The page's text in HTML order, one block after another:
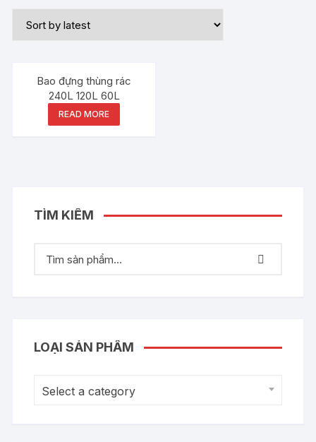
Bao đựng thùng rác
240L 120L 60L
READ MORE
TÌM KIẾM
LOẠI SẢN PHẨM
Select a category